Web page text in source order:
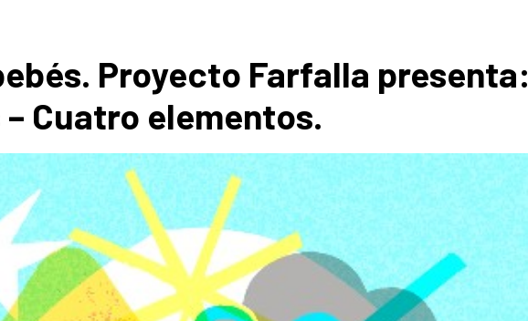
Proyecto Farfalla presenta:
Cuatro elementos.